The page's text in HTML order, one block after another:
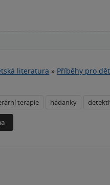
literatura » Příběhy pro
terapie hádanky